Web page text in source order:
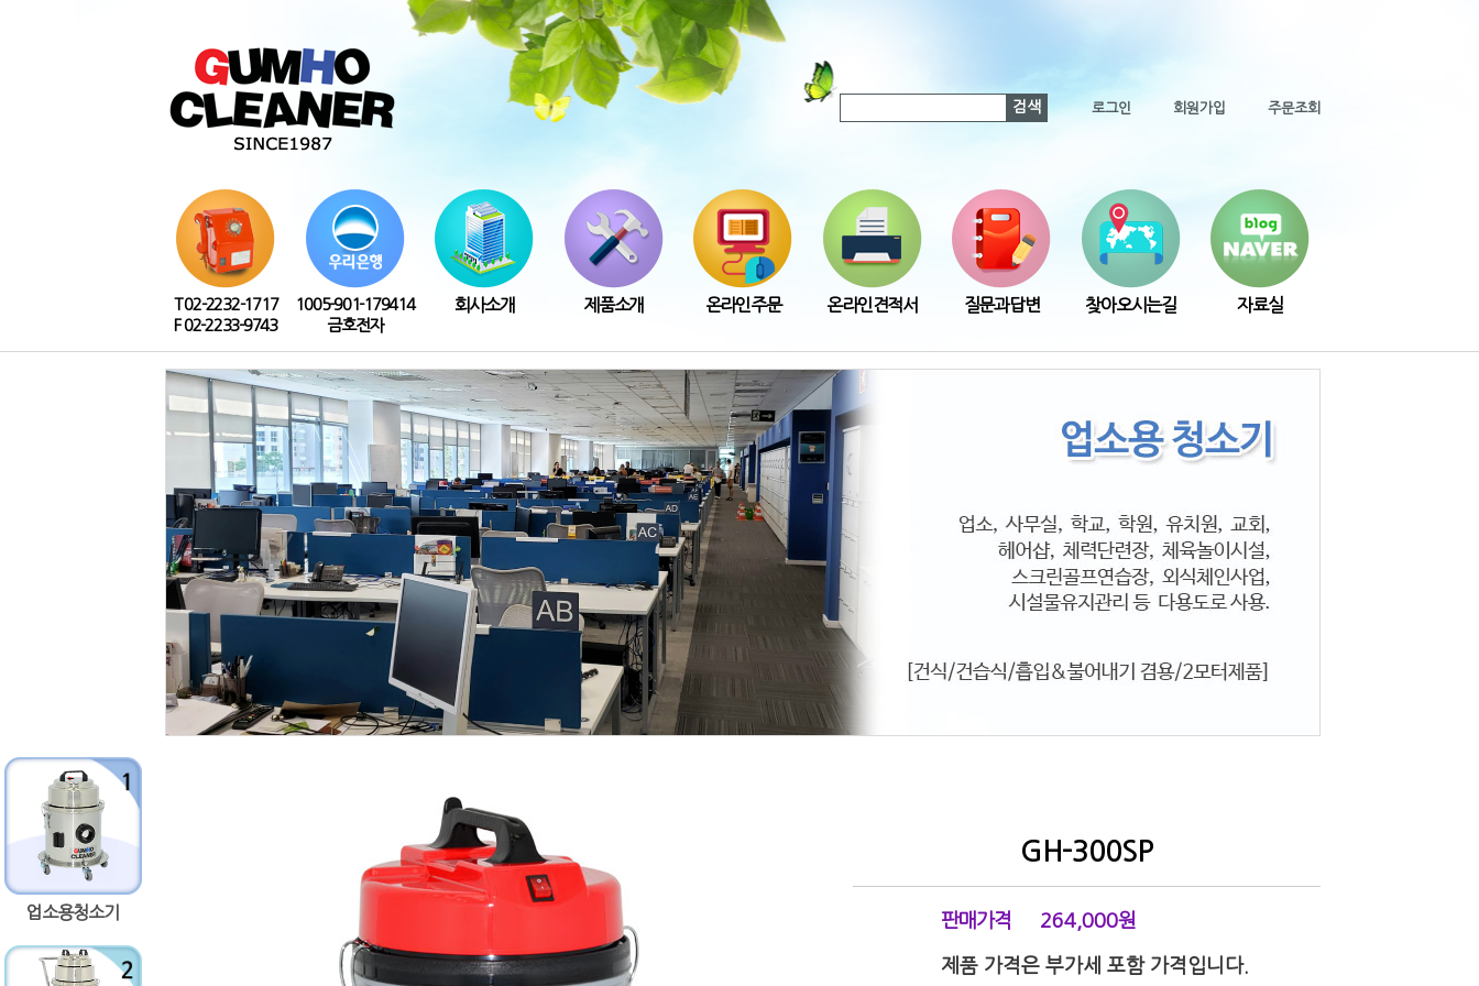
검색 로그인 회원가입 주문조회
T 02-2232-1717
F 02-2233-9743
1005-901-179414
금호전자
회사소개 제품소개 온라인주문 온라인견적서 질문과답변 찾아오시는길 자료실
업소용청소기
GH-300SP
판매가격 264,000원
제품 가격은 부가세 포함 가격입니다.